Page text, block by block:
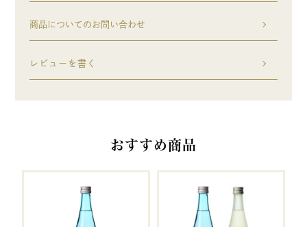
商品についてのお問い合わせ
レビューを書く
おすすめ商品